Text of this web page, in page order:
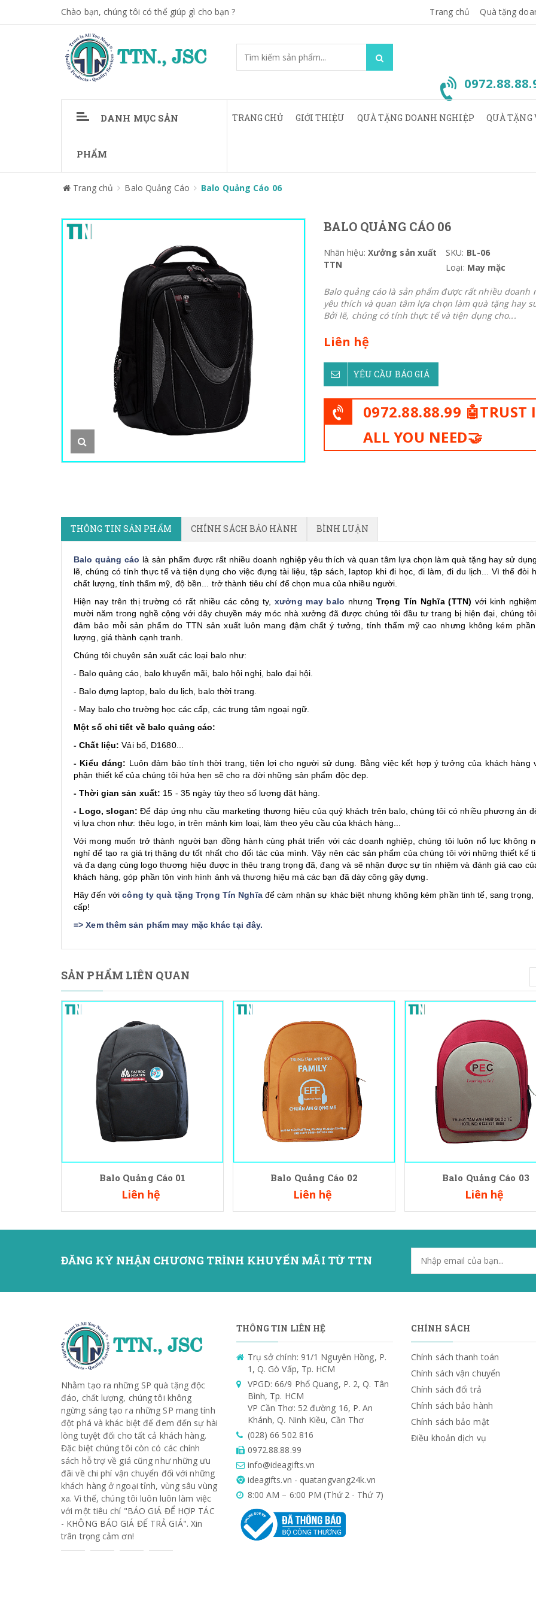
Chào bạn, chúng tôi có thể giúp gì cho bạn ? Trang chủ Quà tặng
DANH MỤC SẢN
PHẨM
TRANG CHỦ GIỚI THIỆU QUÀ TẶNG DOANH NGHIỆP QUÀ TẶNG
Trang chủ Balo Quảng Cáo Balo Quảng Cáo 06
BALO QUẢNG CÁO 06
Nhãn hiệu: Xưởng sản xuất
TTN
SKU: BL-06
Loại: May mặc
Balo quảng cáo là sản phẩm được rất nhiều doanh
yêu thích và quan tâm lựa chọn làm quà tặng hay
Bởi lẽ, chúng có tính thực tế và tiện dụng cho...
Liên hệ
YÊU CẦU BÁO GIÁ
0972.88.88.99 🤖TRUST
ALL YOU NEED🤝
THÔNG TIN SẢN PHẨM CHÍNH SÁCH BẢO HÀNH BÌNH LUẬN
Balo quảng cáo là sản phẩm được rất nhiều doanh nghiệp yêu thích và quan tâm lựa chọn làm quà tặng hay sử
lẽ, chúng có tính thực tế và tiện dụng cho việc đựng tài liệu, tập sách, laptop khi đi học, đi làm, đi du lịch... Vì thế đòi
chất lượng, tính thẩm mỹ, độ bền... trở thành tiêu chí để chọn mua của nhiều người.
Hiện nay trên thị trường có rất nhiều các công ty,xưởng may balo nhưng Trọng Tín Nghĩa (TTN) với kinh
mười năm trong nghề cộng với dây chuyền máy móc nhà xưởng đã được chúng tôi đầu tư trang bị hiện đại, chúng
đảm bảo mỗi sản phẩm do TTN sản xuất luôn mang đậm chất ý tưởng, tính thẩm mỹ cao nhưng không kém
lượng, giá thành cạnh tranh.
Chúng tôi chuyên sản xuất các loại balo như:
- Balo quảng cáo, balo khuyến mãi, balo hội nghị, balo đại hội.
- Balo đựng laptop, balo du lịch, balo thời trang.
- May balo cho trường học các cấp, các trung tâm ngoại ngữ.
Một số chi tiết về balo quảng cáo:
- Chất liệu: Vải bố, D1680...
- Kiểu dáng: Luôn đảm bảo tính thời trang, tiện lợi cho người sử dụng. Bằng việc kết hợp ý tưởng của khách hàng
phận thiết kế của chúng tôi hứa hẹn sẽ cho ra đời những sản phẩm độc đẹp.
- Thời gian sản xuất: 15 - 35 ngày tùy theo số lượng đặt hàng.
- Logo, slogan: Để đáp ứng nhu cầu marketing thương hiệu của quý khách trên balo, chúng tôi có nhiều phương án
vị lựa chọn như: thêu logo, in trên mảnh kim loại, làm theo yêu cầu của khách hàng...
Với mong muốn trở thành người bạn đồng hành cùng phát triển với các doanh nghiệp, chúng tôi luôn nổ lực không
nghỉ để tạo ra giá trị thặng dư tốt nhất cho đối tác của mình. Vậy nên các sản phẩm của chúng tôi với những thiết kế
và đa dạng cùng logo thương hiệu được in thêu trang trọng đã, đang và sẽ nhận được sự tín nhiệm và đánh giá cao
khách hàng, góp phần tôn vinh hình ảnh và thương hiệu mà các bạn đã dày công gây dựng.
Hãy đến vớicông ty quà tặng Trọng Tín Nghĩađể cảm nhận sự khác biệt nhưng không kém phần tinh tế, sang trọng,
cấp!
=>Xem thêm sản phẩm may mặc khác tại đây.
SẢN PHẨM LIÊN QUAN
Balo Quảng Cáo 01
Liên hệ
Balo Quảng Cáo 02
Liên hệ
Balo Quảng Cáo 03
Liên hệ
ĐĂNG KÝ NHẬN CHƯƠNG TRÌNH KHUYẾN MÃI TỪ TTN
Nhằm tạo ra những SP quà tặng độc
đáo, chất lượng, chúng tôi không
ngừng sáng tạo ra những SP mang tính
đột phá và khác biệt để đem đến sự hài
lòng tuyệt đối cho tất cả khách hàng.
Đặc biệt chúng tôi còn có các chính
sách hỗ trợ về giá cũng như những ưu
đãi về chi phí vận chuyển đối với những
khách hàng ở ngoại tỉnh, vùng sâu vùng
xa. Vì thế, chúng tôi luôn luôn làm việc
với một tiêu chí "BÁO GIÁ ĐỂ HỢP TÁC
- KHÔNG BÁO GIÁ ĐỂ TRẢ GIÁ". Xin
trân trọng cảm ơn!
THÔNG TIN LIÊN HỆ
Trụ sở chính: 91/1 Nguyên Hồng, P.
1, Q. Gò Vấp, Tp. HCM
VPGD: 66/9 Phổ Quang, P. 2, Q. Tân
Bình, Tp. HCM
VP Cần Thơ: 52 đường 16, P. An
Khánh, Q. Ninh Kiều, Cần Thơ
(028) 66 502 816
0972.88.88.99
info@ideagifts.vn
ideagifts.vn - quatangvang24k.vn
8:00 AM – 6:00 PM (Thứ 2 - Thứ 7)
CHÍNH SÁCH
Chính sách thanh toán
Chính sách vận chuyển
Chính sách đổi trả
Chính sách bảo hành
Chính sách bảo mật
Điều khoản dịch vụ